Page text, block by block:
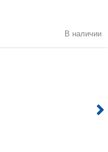
В наличии